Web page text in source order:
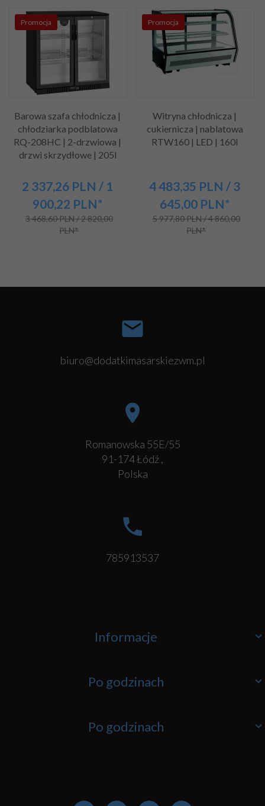
Promocja
Barowa szafa chłodnicza |
chłodziarka podblatowa
RQ-208HC | 2-drzwiowa |
drzwi skrzydłowe | 205l
2 337,26 PLN / 1
900,22 PLN*
3 468,60 PLN / 2 820,00
PLN*
Promocja
Witryna chłodnicza |
cukiernicza | nablatowa
RTW160 | LED | 160l
4 483,35 PLN / 3
645,00 PLN*
5 977,80 PLN / 4 860,00
PLN*
biuro@dodatkimasarskiezwm.pl
Romanowska 55E/55
91-174Łódź,
Polska
785913537
Informacje
Po godzinach
Po godzinach